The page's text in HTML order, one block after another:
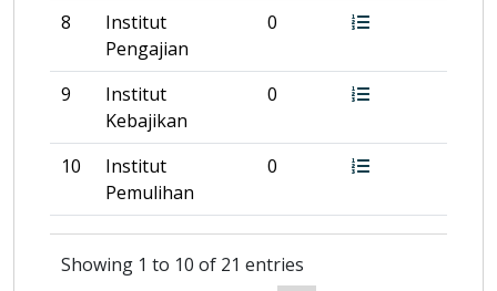
8
Institut
Pengajian
0
9
Institut
Kebajikan
0
10
Institut
Pemulihan
0
Showing 1 to 10 of 21 entries